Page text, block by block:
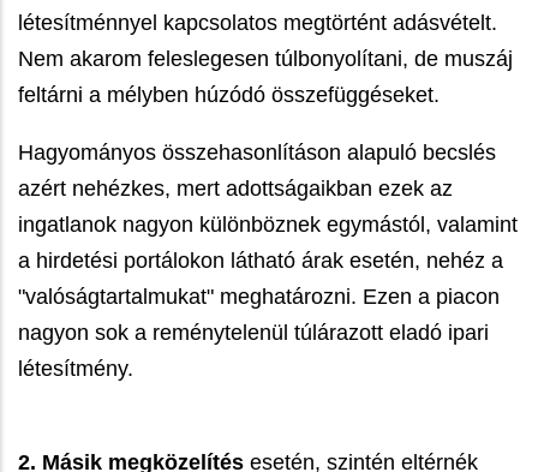
létesítménnyel kapcsolatos megtörtént adásvételt.
Nem akarom feleslegesen túlbonyolítani, de muszáj
feltárni a mélyben húzódó összefüggéseket.
Hagyományos összehasonlításon alapuló becslés
azért nehézkes, mert adottságaikban ezek az
ingatlanok nagyon különböznek egymástól, valamint
a hirdetési portálokon látható árak esetén, nehéz a
"valóságtartalmukat" meghatározni. Ezen a piacon
nagyon sok a reménytelenül túlárazott eladó ipari
létesítmény.
2. Másik megközelítés esetén, szintén eltérnék